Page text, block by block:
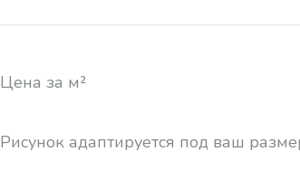
Цена за м²
Рисунок адаптируется под ваш